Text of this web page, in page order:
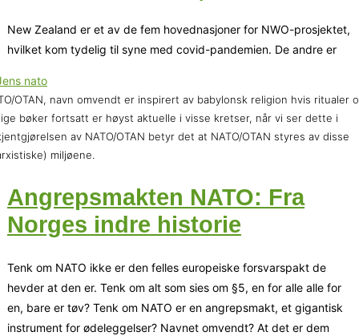
New Zealand er et av de fem hovednasjoner for NWO-prosjektet,
hvilket kom tydelig til syne med covid-pandemien. De andre er
OTAN, navn omvendt er inspirert av babylonsk religion hvis ritualer
bøker fortsatt er høyst aktuelle i visse kretser, når vi ser dette i
av NATO/OTAN betyr det at NATO/OTAN styres av disse
miljøene.
Angrepsmakten NATO: Fra
Norges indre historie
Tenk om NATO ikke er den felles europeiske forsvarspakt de
hevder at den er. Tenk om alt som sies om §5, en for alle alle for
en, bare er tøv? Tenk om NATO er en angrepsmakt, et gigantisk
instrument for ødeleggelser? Navnet omvendt? At det er dem